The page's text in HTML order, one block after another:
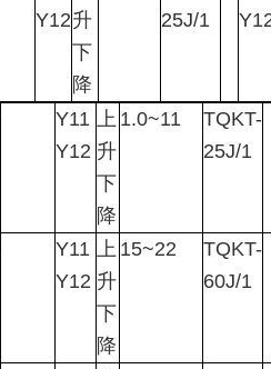
Y12升
下
降
25J/1
Y11
Y12
上
升
下
降
1.0~11
TQKT-
25J/1
Y11
Y12
上
升
下
降
15~22
TQKT-
60J/1